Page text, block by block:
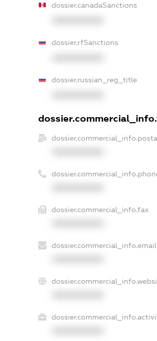
dossier.canadaSanctions
dossier.rfSanctions
dossier.russian_reg_title
dossier.commercial_info.fax
dossier.commercial_info.email